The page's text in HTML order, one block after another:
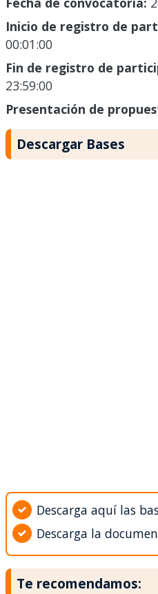
Inicio de registro de
00:01:00
Fin de registro de
23:59:00
Presentación de
Descargar Bases
Descarga aquí las
Descarga la
Te recomendamos: